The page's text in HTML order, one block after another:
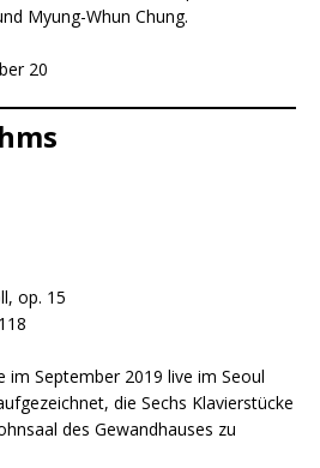
Myung-Whun Chung.
20
op. 15
im September 2019 live im Seoul
die Sechs Klavierstücke
des Gewandhauses zu